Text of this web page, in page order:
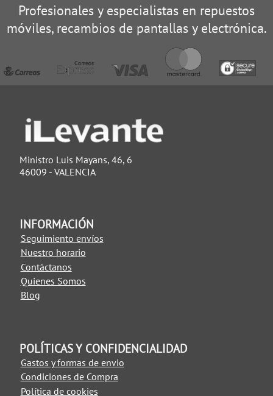
Profesionales y especialistas en repuestos
móviles, recambios de pantallas y electrónica.
Ministro Luis Mayans, 46, 6
46009 - VALENCIA
INFORMACIÓN
Seguimiento envíos
Nuestro horario
Contáctanos
Quienes Somos
Blog
POLÍTICAS Y CONFIDENCIALIDAD
Gastos y formas de envio
Condiciones de Compra
Política de cookies